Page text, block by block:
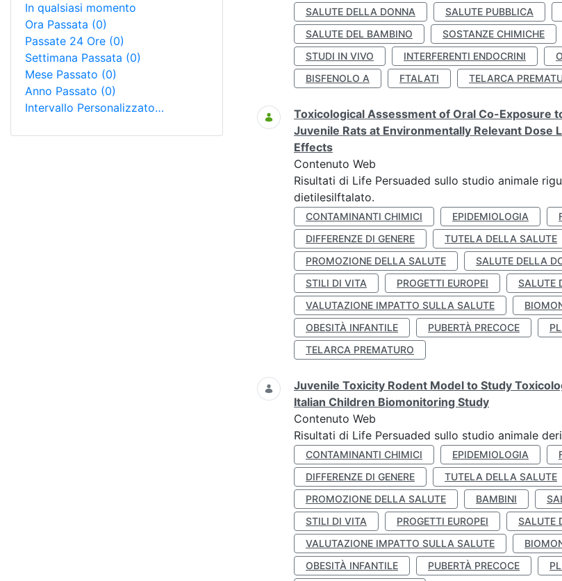
In qualsiasi momento
Ora Passata (0)
Passate 24 Ore (0)
Settimana Passata (0)
Mese Passato (0)
Anno Passato (0)
Intervallo Personalizzato…
SALUTE DELLA DONNA
SALUTE PUBBLICA
SALUTE DEL BAMBINO
SOSTANZE CHIMICHE
STUDI IN VIVO
INTERFERENTI ENDOCRINI
BISFENOLO A
FTALATI TELARCA
Toxicological Assessment of Oral Co-Exposure
Juvenile Rats at Environmentally Relevant
Effects
Contenuto Web
Risultati di Life Persuaded sullo studio animale
dietilesilftalato.
CONTAMINANTI CHIMICI EPIDEMIOLOGIA
DIFFERENZE DI GENERE
TUTELA DELLA SALUTE
PROMOZIONE DELLA SALUTE
SALUTE DELLA
STILI DI VITA
PROGETTI EUROPEI SALUTE
VALUTAZIONE IMPATTO SULLA SALUTE
OBESITÀ INFANTILE
PUBERTÀ PRECOCE
TELARCA PREMATURO
Juvenile Toxicity Rodent Model to Study
Italian Children Biomonitoring Study
Contenuto Web
Risultati di Life Persuaded sullo studio animale
CONTAMINANTI CHIMICI EPIDEMIOLOGIA
DIFFERENZE DI GENERE
TUTELA DELLA SALUTE
PROMOZIONE DELLA SALUTE
BAMBINI
STILI DI VITA
PROGETTI EUROPEI SALUTE
VALUTAZIONE IMPATTO SULLA SALUTE
OBESITÀ INFANTILE
PUBERTÀ PRECOCE